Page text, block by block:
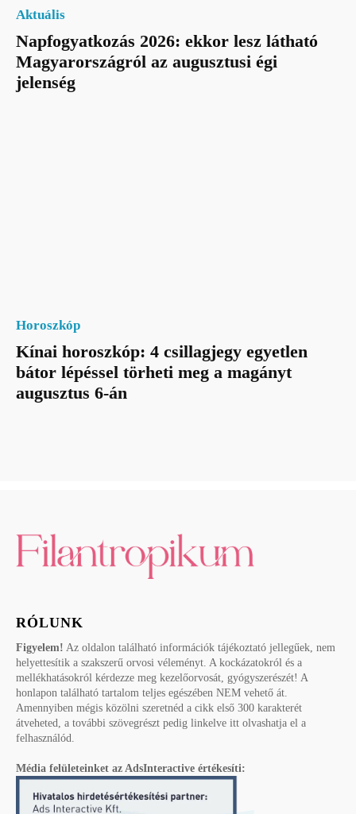
Aktuális
Napfogyatkozás 2026: ekkor lesz látható
Magyarországról az augusztusi égi
jelenség
Horoszkóp
Kínai horoszkóp: 4 csillagjegy egyetlen
bátor lépéssel törheti meg a magányt
augusztus 6-án
RÓLUNK
Figyelem! Az oldalon található információk tájékoztató jellegűek, nem
helyettesítik a szakszerű orvosi véleményt. A kockázatokról és a
mellékhatásokról kérdezze meg kezelőorvosát, gyógyszerészét! A
honlapon található tartalom teljes egészében NEM vehető át.
Amennyiben mégis közölni szeretnéd a cikk első 300 karakterét
átveheted, a további szövegrészt pedig linkelve itt olvashatja el a
felhasználód.
Média felületeinket az AdsInteractive értékesíti: